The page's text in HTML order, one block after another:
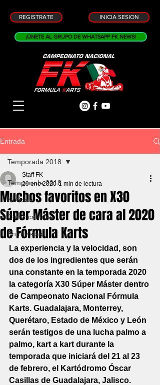
REGISTRATE INICIA SESION
¡ÚNETE AL GRUPO DE WHATSAPP FK NEWS!
Entrada
Temporada 2018
Noticias
Convocatorias
Entrevistas
Temporada 2018
Muchos favoritos en X30
Súper Máster de cara al 2020
de Fórmula Karts
Staff FK
29 ene 2020 1 min de lectura
La experiencia y la velocidad, son
dos de los ingredientes que serán
una constante en la temporada 2020
la categoría X30 Súper Máster dentro
de Campeonato Nacional Fórmula
Karts. Guadalajara, Monterrey,
Querétaro, Estado de México y León
serán testigos de una lucha palmo a
palmo, kart a kart durante la
temporada que iniciará del 21 al 23
de febrero, el Kartódromo Óscar
Casillas de Guadalajara, Jalisco.